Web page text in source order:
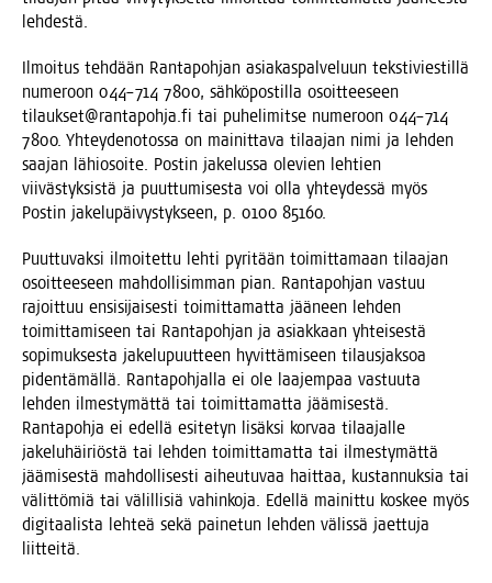
lehdestä.
Ilmoi­tus teh­dään Ran­ta­poh­jan asia­kas­pal­ve­luun teks­ti­vies­til­lä
nume­roon 044–714 7800, säh­kö­pos­til­la osoit­tee­seen
tilaukset@rantapohja.fi tai puhe­li­mit­se nume­roon 044–714
7800. Yhtey­de­no­tos­sa on mai­nit­ta­va tilaa­jan nimi ja leh­den
saa­jan lähio­soi­te. Pos­tin jake­lus­sa ole­vien leh­tien
vii­väs­tyk­sis­tä ja puut­tu­mi­ses­ta voi olla yhtey­des­sä myös
Pos­tin jake­lu­päi­vys­tyk­seen, p. 0100 85160.
Puut­tu­vak­si ilmoi­tet­tu leh­ti pyri­tään toi­mit­ta­maan tilaa­jan
osoit­tee­seen mah­dol­li­sim­man pian. Ran­ta­poh­jan vas­tuu
rajoit­tuu ensi­si­jai­ses­ti toi­mit­ta­mat­ta jää­neen leh­den
toi­mit­ta­mi­seen tai Ran­ta­poh­jan ja asiak­kaan yhtei­ses­tä
sopi­muk­ses­ta jake­lu­puut­teen hyvit­tä­mi­seen tilaus­jak­soa
piden­tä­mäl­lä. Ran­ta­poh­jal­la ei ole laa­jem­paa vas­tuu­ta
leh­den ilmes­ty­mät­tä tai toi­mit­ta­mat­ta jää­mi­ses­tä.
Ran­ta­poh­ja ei edel­lä esi­te­tyn lisäk­si kor­vaa tilaa­jal­le
jake­lu­häi­riös­tä tai leh­den toi­mit­ta­mat­ta tai ilmes­ty­mät­tä
jää­mi­ses­tä mah­dol­li­ses­ti aiheu­tu­vaa hait­taa, kus­tan­nuk­sia tai
välit­tö­miä tai välil­li­siä vahin­ko­ja. Edel­lä mai­nit­tu kos­kee myös
digi­taa­lis­ta leh­teä sekä pai­ne­tun leh­den välis­sä jaet­tu­ja
liitteitä.